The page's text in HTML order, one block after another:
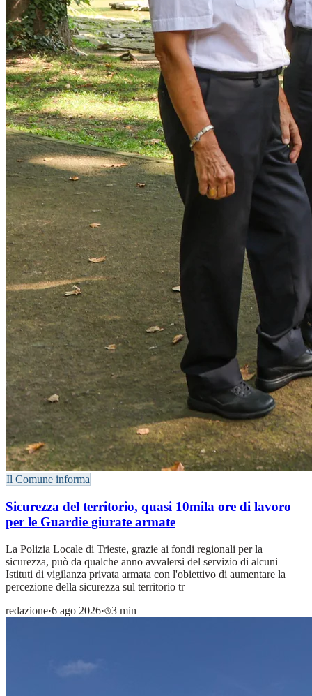
Il Comune informa
Sicurezza del territorio, quasi 10mila ore di lavoro
per le Guardie giurate armate
La Polizia Locale di Trieste, grazie ai fondi regionali per la
sicurezza, può da qualche anno avvalersi del servizio di alcuni
Istituti di vigilanza privata armata con l'obiettivo di aumentare la
percezione della sicurezza sul territorio tr
redazione·6 ago 2026· 3 min